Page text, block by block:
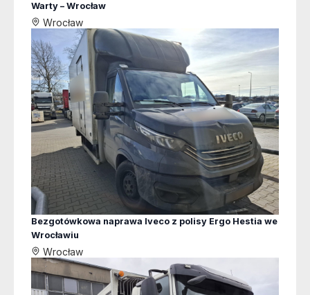
Warty – Wrocław
Wrocław
Bezgotówkowa naprawa Iveco z polisy Ergo Hestia we
Wrocławiu
Wrocław